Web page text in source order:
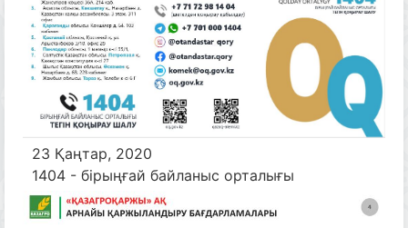
23 Қаңтар, 2020
1404 - бірыңғай байланыс орталығы